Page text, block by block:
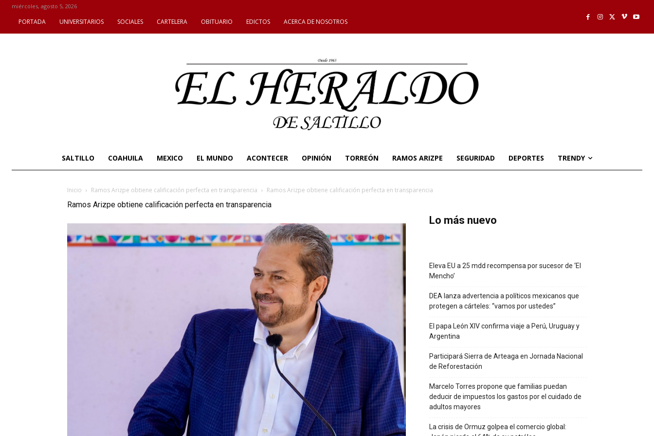
miércoles, agosto 5, 2026
PORTADA UNIVERSITARIOS SOCIALES CARTELERA OBITUARIO EDICTOS ACERCA DE NOSOTROS
SALTILLO COAHUILA MEXICO EL MUNDO ACONTECER OPINIÓN TORREÓN RAMOS ARIZPE SEGURIDAD DEPORTES TRENDY
Inicio Ramos Arizpe obtiene calificación perfecta en transparencia Ramos Arizpe obtiene calificación perfecta en transparencia
Ramos Arizpe obtiene calificación perfecta en transparencia
Lo más nuevo
Eleva EU a 25 mdd recompensa por sucesor de ‘El
Mencho’
DEA lanza advertencia a políticos mexicanos que
protegen a cárteles: “vamos por ustedes”
El papa León XIV confirma viaje a Perú, Uruguay y
Argentina
Participará Sierra de Arteaga en Jornada Nacional
de Reforestación
Marcelo Torres propone que familias puedan
deducir de impuestos los gastos por el cuidado de
adultos mayores
La crisis de Ormuz golpea el comercio global: